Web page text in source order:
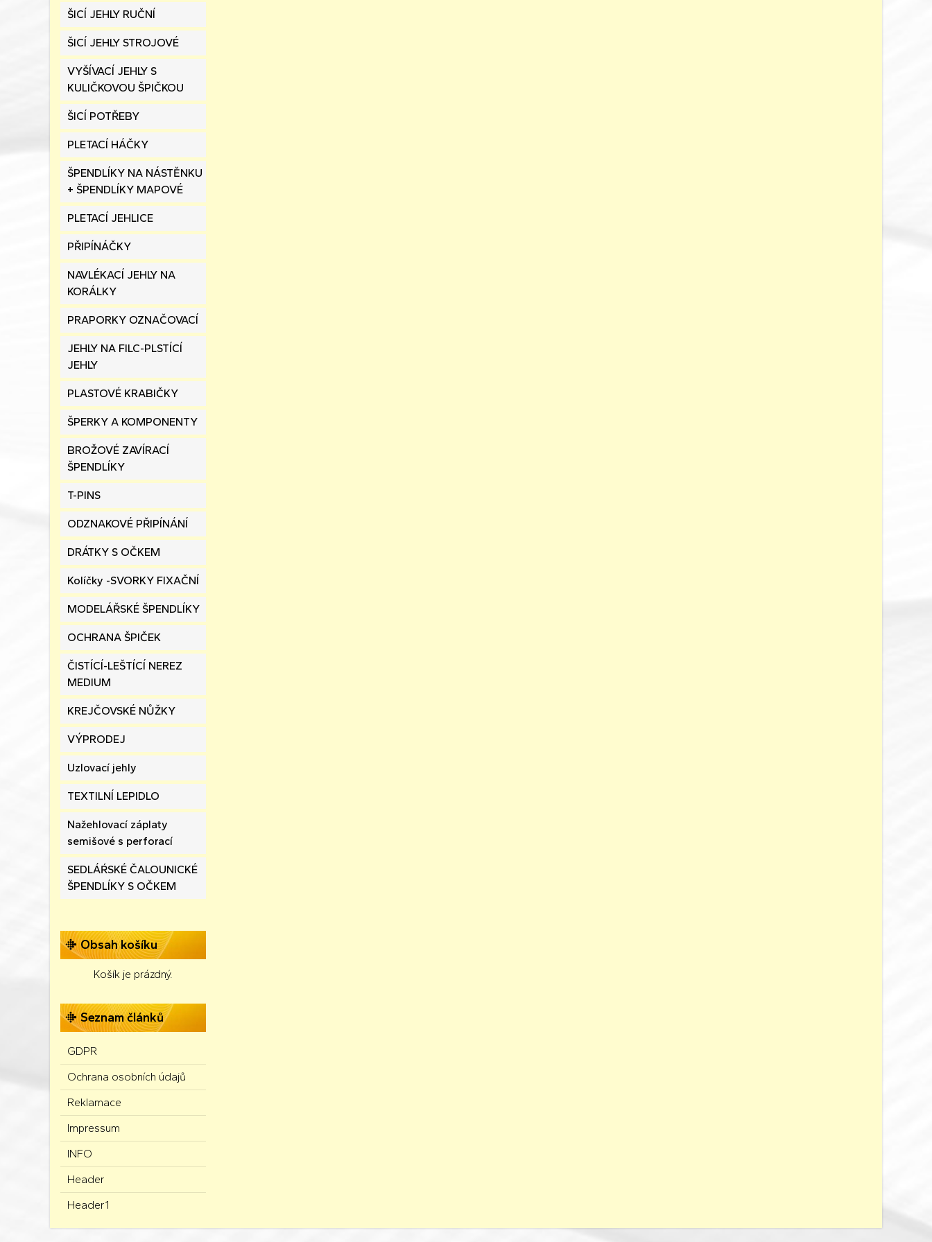
ŠICÍ JEHLY RUČNÍ
ŠICÍ JEHLY STROJOVÉ
VYŠÍVACÍ JEHLY S
KULIČKOVOU ŠPIČKOU
ŠICÍ POTŘEBY
PLETACÍ HÁČKY
ŠPENDLÍKY NA NÁSTĚNKU
+ ŠPENDLÍKY MAPOVÉ
PLETACÍ JEHLICE
PŘIPÍNÁČKY
NAVLÉKACÍ JEHLY NA
KORÁLKY
PRAPORKY OZNAČOVACÍ
JEHLY NA FILC-PLSTÍCÍ
JEHLY
PLASTOVÉ KRABIČKY
ŠPERKY A KOMPONENTY
BROŽOVÉ ZAVÍRACÍ
ŠPENDLÍKY
T-PINS
ODZNAKOVÉ PŘIPÍNÁNÍ
DRÁTKY S OČKEM
Kolíčky -SVORKY FIXAČNÍ
MODELÁŘSKÉ ŠPENDLÍKY
OCHRANA ŠPIČEK
ČISTÍCÍ-LEŠTÍCÍ NEREZ
MEDIUM
KREJČOVSKÉ NŮŽKY
VÝPRODEJ
Uzlovací jehly
TEXTILNÍ LEPIDLO
Nažehlovací záplaty
semišové s perforací
SEDLÁŔSKÉ ČALOUNICKÉ
ŠPENDLÍKY S OČKEM
Obsah košíku
Košík je prázdný.
Seznam článků
GDPR
Ochrana osobních údajů
Reklamace
Impressum
INFO
Header
Header1